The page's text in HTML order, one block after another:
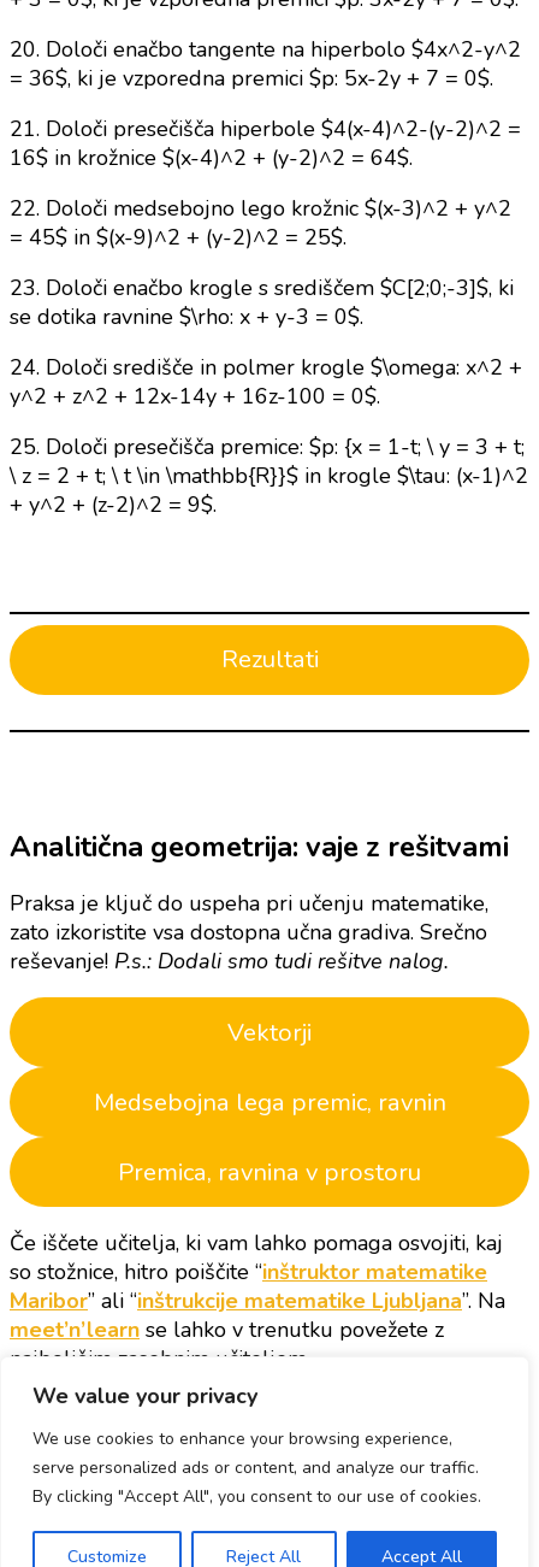
We value your privacy
We use cookies to enhance your browsing experience,
serve personalized ads or content, and analyze our traffic.
By clicking "Accept All", you consent to our use of cookies.
Customize Reject All Accept All
20. Določi enačbo tangente na hiperbolo $4x^2-y^2
= 36$, ki je vzporedna premici $p: 5x-2y + 7 = 0$.
21. Določi presečišča hiperbole $4(x-4)^2-(y-2)^2 =
16$ in krožnice $(x-4)^2 + (y-2)^2 = 64$.
22. Določi medsebojno lego krožnic $(x-3)^2 + y^2
= 45$ in $(x-9)^2 + (y-2)^2 = 25$.
23. Določi enačbo krogle s središčem $C[2;0;-3]$, ki
se dotika ravnine $\rho: x + y-3 = 0$.
24. Določi središče in polmer krogle $\omega: x^2 +
y^2 + z^2 + 12x-14y + 16z-100 = 0$.
25. Določi presečišča premice: $p: {x = 1-t; \ y = 3 + t;
\ z = 2 + t; \ t \in \mathbb{R}}$ in krogle $\tau: (x-1)^2
+ y^2 + (z-2)^2 = 9$.
Rezultati
Analitična geometrija: vaje z rešitvami
Praksa je ključ do uspeha pri učenju matematike,
zato izkoristite vsa dostopna učna gradiva. Srečno
reševanje! P.s.: Dodali smo tudi rešitve nalog.
Vektorji
Medsebojna lega premic, ravnin
Premica, ravnina v prostoru
Če iščete učitelja, ki vam lahko pomaga osvojiti, kaj
so stožnice, hitro poiščite “inštruktor matematike
Maribor” ali “inštrukcije matematike Ljubljana”. Na
meet’n’learn se lahko v trenutku povežete z
najboljšim zasebnim učiteljem.
platformi meet'n'learn →
© Avtorske pravice2026Inštrukcije blog. Vse pravice
Themes.Poganja WordPress.